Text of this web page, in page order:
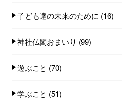
子ども達の未来のために (16)
神社仏閣おまいり (99)
遊ぶこと (70)
学ぶこと (51)